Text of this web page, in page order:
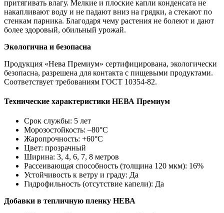
притягивать влагу. Мелкие и плоские капли конденсата не
накапливают воду и не падают вниз на грядки, а стекают по
стенкам парника. Благодаря чему растения не болеют и дают
более здоровый, обильный урожай.
Экологична и безопасна
Продукция «Нева Премиум» сертифицирована, экологически
безопасна, разрешена для контакта с пищевыми продуктами.
Соответствует требованиям ГОСТ 10354-82.
Технические характеристики НЕВА Премиум
Срок службы: 5 лет
Морозостойкость: –80°С
Жаропрочность: +60°С
Цвет: прозрачный
Ширина: 3, 4, 6, 7, 8 метров
Рассеивающая способность (толщина 120 мкм): 16%
Устойчивость к ветру и граду: Да
Гидрофильность (отсутствие капели): Да
Добавки в тепличную пленку НЕВА